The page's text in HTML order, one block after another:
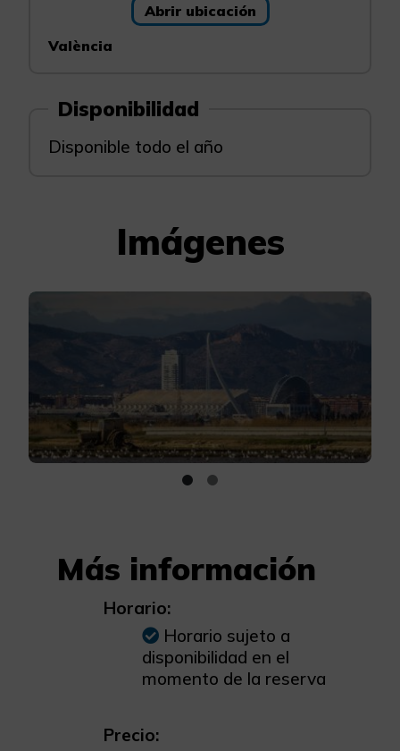
Abrir ubicación
València
Disponibilidad
Disponible todo el año
Imágenes
Más información
Horario:
Horario sujeto a
disponibilidad en el
momento de la reserva
Precio: